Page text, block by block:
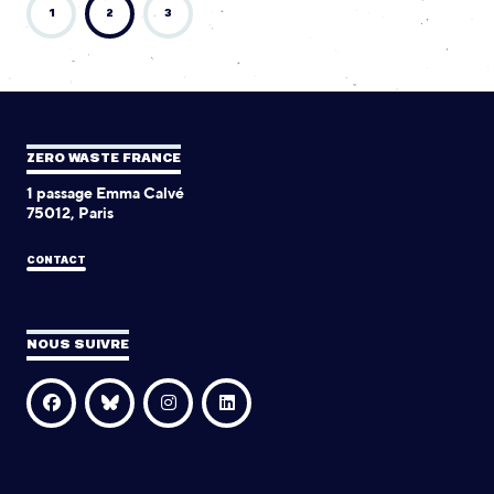
1 2 3
ZERO WASTE FRANCE
1 passage Emma Calvé
75012, Paris
CONTACT
NOUS SUIVRE